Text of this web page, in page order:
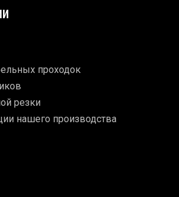
проходок
резки
нашего производства